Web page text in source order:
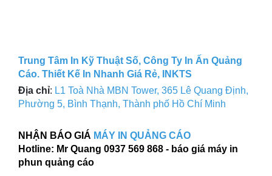
Trung Tâm In Kỹ Thuật Số, Công Ty In Ấn Quảng
Cáo. Thiết Kế In Nhanh Giá Rẻ, INKTS
Địa chỉ: L1 Toà Nhà MBN Tower, 365 Lê Quang Định,
Phường 5, Bình Thạnh, Thành phố Hồ Chí Minh
NHẬN BÁO GIÁ MÁY IN QUẢNG CÁO
Hotline: Mr Quang 0937 569 868 - báo giá máy in
phun quảng cáo